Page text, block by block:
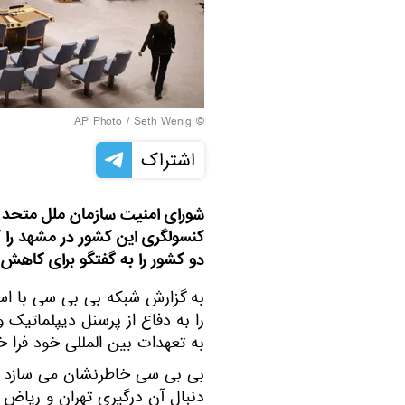
© AP Photo / Seth Wenig
اشتراک
شورای امنیت سازمان ملل
کنسولگری این کشور در مشهد را
دو کشور را به گفتگو برای
به گزارش شبکه بی بی سی با
را به دفاع از پرسنل
به تعهدات بین المللی خود
بی بی سی خاطرنشان می سازد